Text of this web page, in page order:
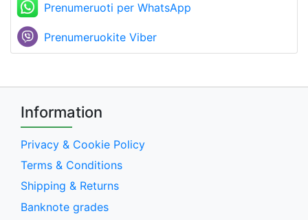
Prenumeruoti per WhatsApp
Prenumeruokite Viber
Information
Privacy & Cookie Policy
Terms & Conditions
Shipping & Returns
Banknote grades